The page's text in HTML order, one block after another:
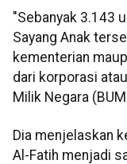
"Sebanyak 3.143
Sayang Anak
kementerian
dari korporasi
Milik Negara
Dia menjelaskan
Al-Fatih menjadi